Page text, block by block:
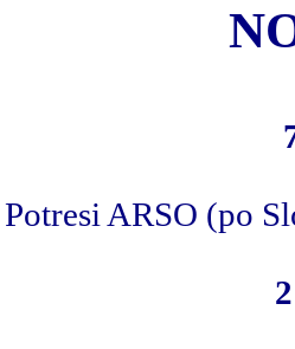
Potresi ARSO (po